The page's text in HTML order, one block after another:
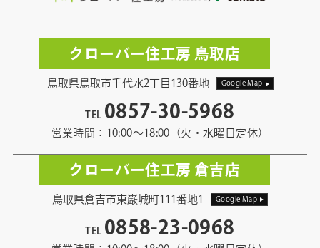
クローバー住工房 鳥取店
鳥取県鳥取市千代水2丁目130番地 Google Map
TEL 0857-30-5968
営業時間：10:00〜18:00（火・水曜日定休）
クローバー住工房 倉吉店
鳥取県倉吉市東巌城町111番地1 Google Map
TEL 0858-23-0968